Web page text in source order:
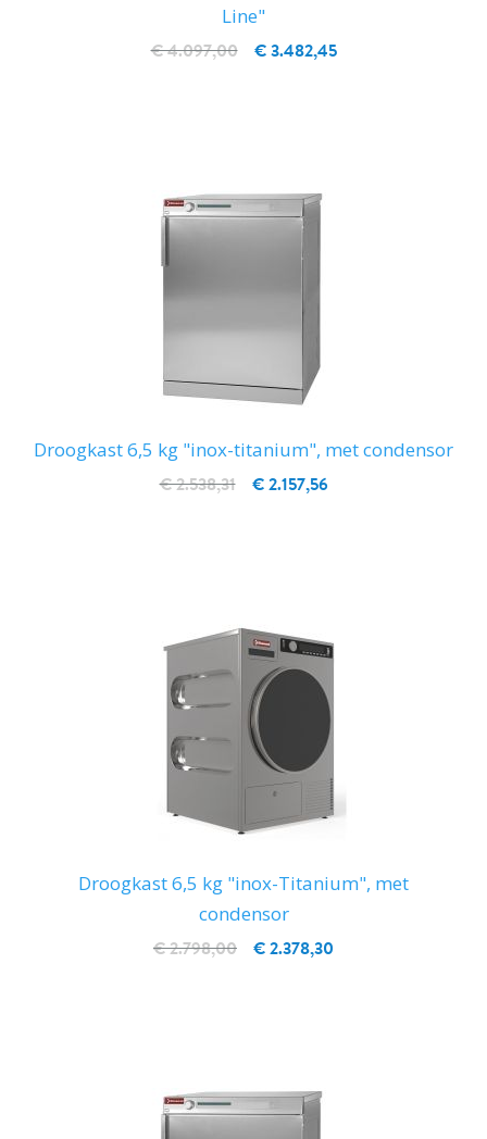
Line"
€ 3.482,45
€ 4.097,00
Droogkast 6,5 kg "inox-titanium", met condensor
€ 2.157,56
€ 2.538,31
Droogkast 6,5 kg "inox-Titanium", met
condensor
€ 2.378,30
€ 2.798,00